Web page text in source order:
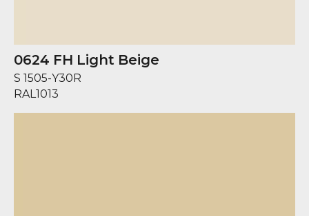
0624 FH Light Beige
S 1505-Y30R
RAL1013